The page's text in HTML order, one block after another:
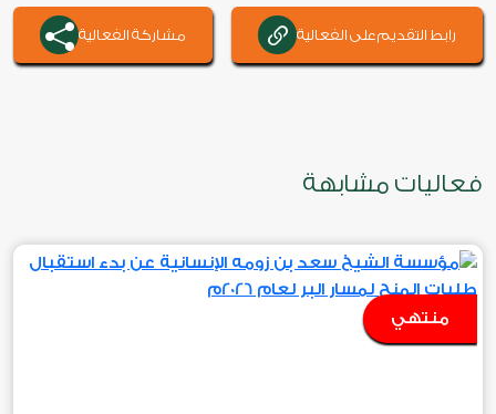
رابط التقديم على الفعالية مشاركة الفعالية
فعاليات مشابهة
منتهي